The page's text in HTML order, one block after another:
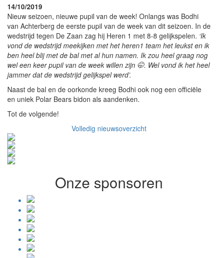
14/10/2019
Nieuw seizoen, nieuwe pupil van de week! Onlangs was Bodhi
van Achterberg de eerste pupil van de week van dit seizoen. In de
wedstrijd tegen De Zaan zag hij Heren 1 met 8-8 gelijkspelen. ‘Ik
vond de wedstrijd meekijken met het heren1 team het leukst en ik
ben heel blij met de bal met al hun namen. Ik zou heel graag nog
wel een keer pupil van de week willen zijn 🤭. Wel vond ik het heel
jammer dat de wedstrijd gelijkspel werd’.
Naast de bal en de oorkonde kreeg Bodhi ook nog een officiële
en uniek Polar Bears bidon als aandenken.
Tot de volgende!
Volledig nieuwsoverzicht
Onze sponsoren